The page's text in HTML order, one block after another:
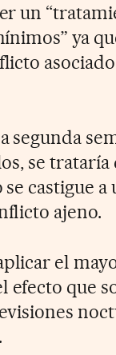
un
ya
segunda
se trataría
castigue a
ajeno.
el
efecto que